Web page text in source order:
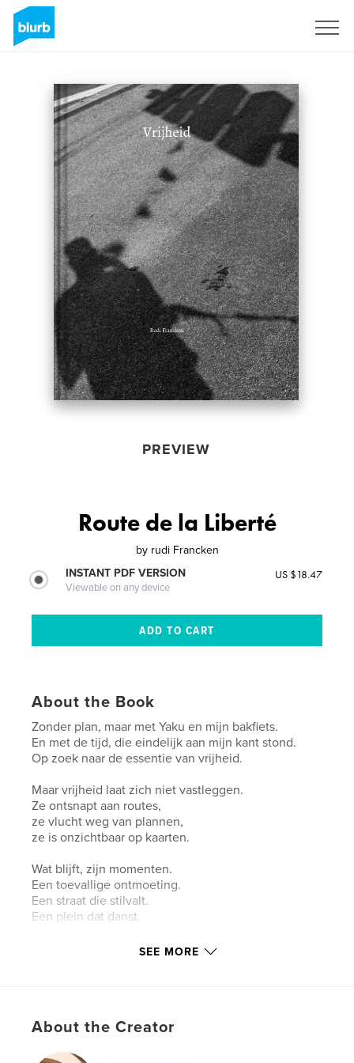
PREVIEW
Route de la Liberté
by rudi Francken
INSTANT PDF VERSION
Viewable on any device
US $18.47
About the Book
Zonder plan, maar met Yaku en mijn bakfiets.
En met de tijd, die eindelijk aan mijn kant stond.
Op zoek naar de essentie van vrijheid.
Maar vrijheid laat zich niet vastleggen.
Ze ontsnapt aan routes,
ze vlucht weg van plannen,
ze is onzichtbaar op kaarten.
Wat blijft, zijn momenten.
Een toevallige ontmoeting.
Een straat die stilvalt.
Een plein dat danst.
Deze momenten wilde ik zichtbaar maken.
Augustus 2025
SEE MORE
About the Creator